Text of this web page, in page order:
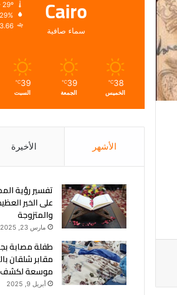
Cairo
سماء صافية
29%
3.66 كيلومتر/ساعة
38
℃
الخميس
39
℃
الجمعة
39
℃
السبت
الأشهر الأخيرة
تفسير رؤية
على الخير
والمتزوجة
مارس 23, 2025
طفلة مصابة
مقابر شلقان
موسعة لكشف
أبريل 9, 2025